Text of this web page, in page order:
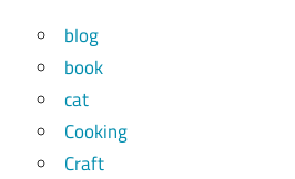
blog
book
cat
Cooking
Craft